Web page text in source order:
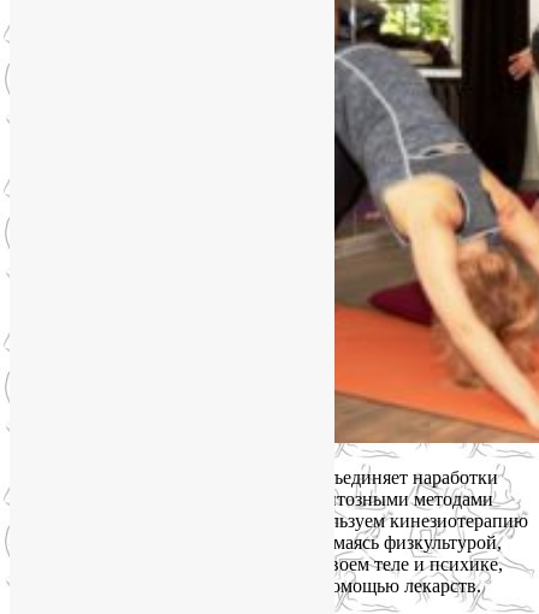
Йога на Октябрьском поле и Соколе объединяет наработки
современной медицины с немедикаментозными методами
оздоровления. Мы по максимуму используем кинезиотерапию
— терапию движением. Грамотно занимаясь физкультурой,
мы можем очень многое поправить в своем теле и психике,
зачастую гораздо эффективнее, чем с помощью лекарств.